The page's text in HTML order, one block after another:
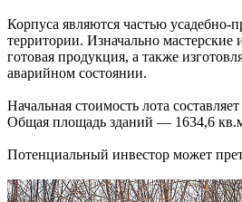
Корпуса являются частью
территории. Изначально мастерские
готовая продукция, а также
аварийном состоянии.
Начальная стоимость лота
Общая площадь зданий — 1634,6
Потенциальный инвестор может